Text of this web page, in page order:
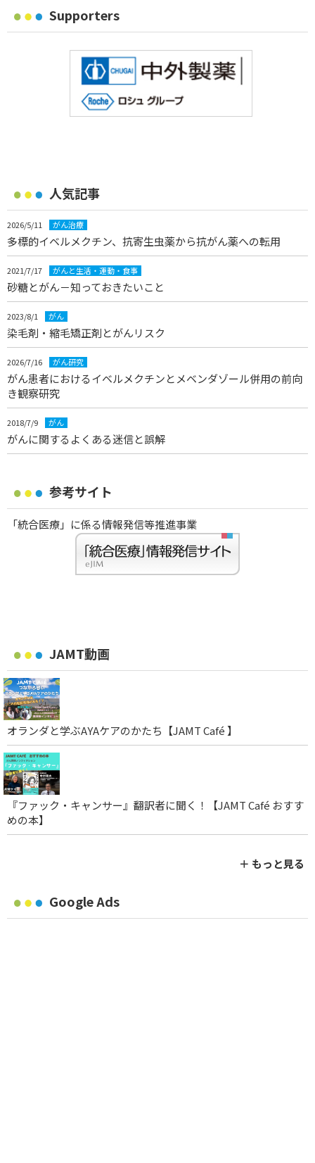
Supporters
人気記事
2026/5/11 がん治療
多標的イベルメクチン、抗寄生虫薬から抗がん薬への転用
2021/7/17 がんと生活・運動・食事
砂糖とがん－知っておきたいこと
2023/8/1 がん
染毛剤・縮毛矯正剤とがんリスク
2026/7/16 がん研究
がん患者におけるイベルメクチンとメベンダゾール併用の前向
き観察研究
2018/7/9 がん
がんに関するよくある迷信と誤解
参考サイト
「統合医療」に係る情報発信等推進事業
JAMT動画
オランダと学ぶAYAケアのかたち【JAMT Café 】
『ファック・キャンサー』翻訳者に聞く！【JAMT Café おすす
めの本】
＋ もっと見る
Google Ads